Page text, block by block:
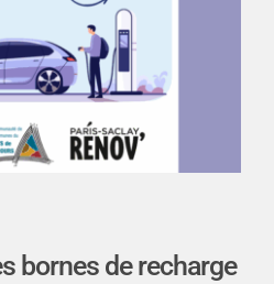
bornes de recharge